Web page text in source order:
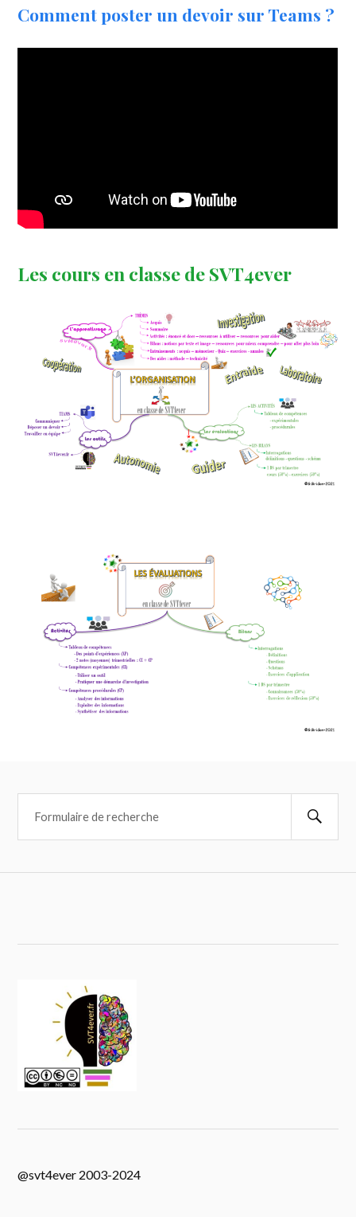
Comment poster un devoir sur Teams ?
Les cours en classe de SVT4ever
@svt4ever 2003-2024